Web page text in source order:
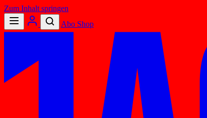
Zum Inhalt springen
Abo Shop